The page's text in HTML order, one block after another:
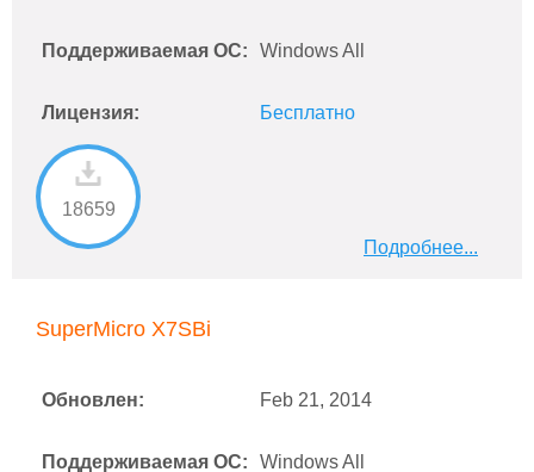
Поддерживаемая ОС: Windows All
Лицензия: Бесплатно
18659
Подробнее...
SuperMicro X7SBi
Обновлен: Feb 21, 2014
Поддерживаемая ОС: Windows All